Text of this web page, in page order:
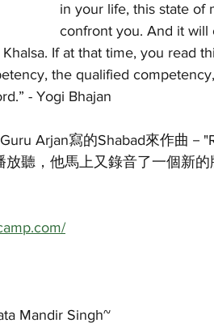
in your life, this state of
confront you. And it will
If at that time, you read
the qualified
- Yogi Bhajan
Arjan寫的Shabad來作曲－
聽，他馬上又錄音了一個新的
Mandir Singh~